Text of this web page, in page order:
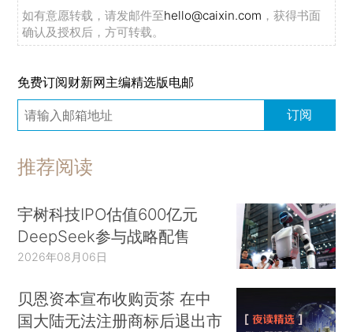
如有意愿转载，请发邮件至hello@caixin.com ，获得书面
确认及授权后，方可转载。
免费订阅财新网主编精选版电邮
订阅
推荐阅读
宇树科技IPO估值600亿元
DeepSeek参与战略配售
2026年08月06日
贝恩资本宣布收购贡茶 在中
国大陆无法注册商标后退出市